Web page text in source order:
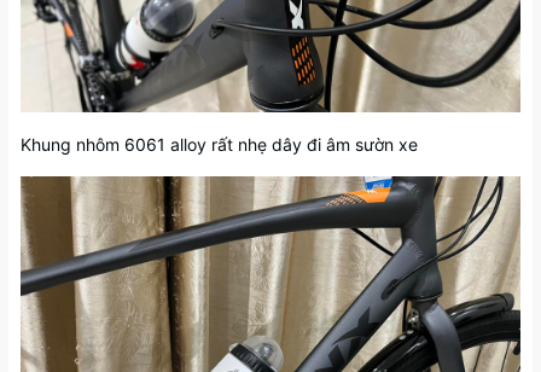
Khung nhôm 6061 alloy rất nhẹ dây đi âm sườn xe